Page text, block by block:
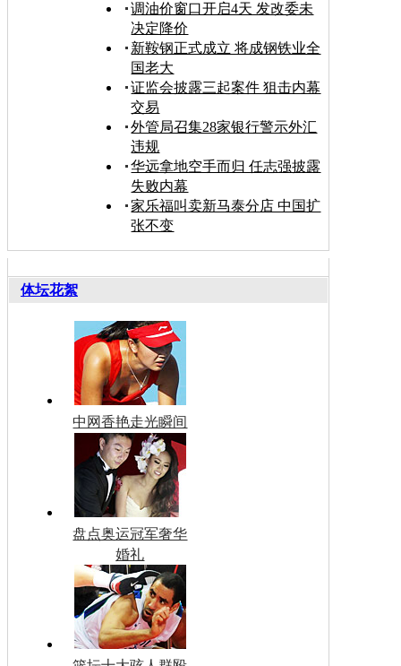
调油价窗口开启4天 发改委未
决定降价
新鞍钢正式成立 将成钢铁业全
国老大
证监会披露三起案件 狙击内幕
交易
外管局召集28家银行警示外汇
违规
华远拿地空手而归 任志强披露
失败内幕
家乐福叫卖新马泰分店 中国扩
张不变
体坛花絮
中网香艳走光瞬间
盘点奥运冠军奢华
婚礼